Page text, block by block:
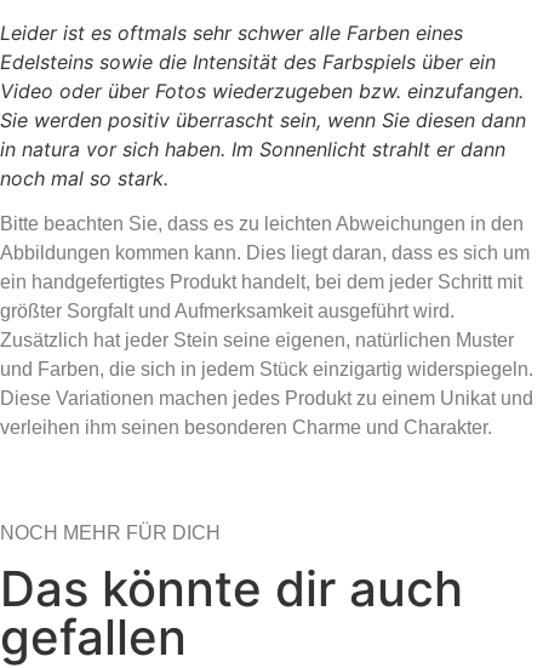
Leider ist es oftmals sehr schwer alle Farben eines
Edelsteins sowie die Intensität des Farbspiels über ein
Video oder über Fotos wiederzugeben bzw. einzufangen.
Sie werden positiv überrascht sein, wenn Sie diesen dann
in natura vor sich haben. Im Sonnenlicht strahlt er dann
noch mal so stark.
Bitte beachten Sie, dass es zu leichten Abweichungen in den
Abbildungen kommen kann. Dies liegt daran, dass es sich um
ein handgefertigtes Produkt handelt, bei dem jeder Schritt mit
größter Sorgfalt und Aufmerksamkeit ausgeführt wird.
Zusätzlich hat jeder Stein seine eigenen, natürlichen Muster
und Farben, die sich in jedem Stück einzigartig widerspiegeln.
Diese Variationen machen jedes Produkt zu einem Unikat und
verleihen ihm seinen besonderen Charme und Charakter.
NOCH MEHR FÜR DICH
Das könnte dir auch
gefallen